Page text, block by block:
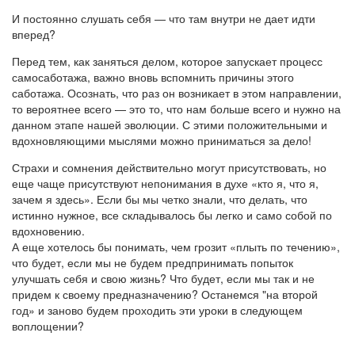
И постоянно слушать себя — что там внутри не дает идти
вперед?
Перед тем, как заняться делом, которое запускает процесс
самосаботажа, важно вновь вспомнить причины этого
саботажа. Осознать, что раз он возникает в этом направлении,
то вероятнее всего — это то, что нам больше всего и нужно на
данном этапе нашей эволюции. С этими положительными и
вдохновляющими мыслями можно приниматься за дело!
Страхи и сомнения действительно могут присутствовать, но
еще чаще присутствуют непонимания в духе «кто я, что я,
зачем я здесь». Если бы мы четко знали, что делать, что
истинно нужное, все складывалось бы легко и само собой по
вдохновению.
А еще хотелось бы понимать, чем грозит «плыть по течению»,
что будет, если мы не будем предпринимать попыток
улучшать себя и свою жизнь? Что будет, если мы так и не
придем к своему предназначению? Останемся "на второй
год» и заново будем проходить эти уроки в следующем
воплощении?